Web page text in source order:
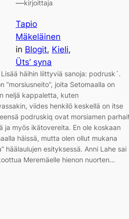
—kirjoittaja
Tapio
Mäkeläinen
in Blogit, Kieli
Üts’ syna
Lisää häihin liittyviä sanoja: podrusk´.
”morsiusneito”, joita Setomaalla on
neljä kappaletta, kuten
viides henkilö keskellä on itse
podruskiq ovat morsiamen
ja myös ikätovereita. En ole koskaan
häissä, mutta olen ollut mukana
häälaulujen esityksessä. Anni Lahe sai
Meremäelle hienon nuorten…